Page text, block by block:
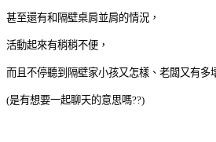
甚至還有和隔壁桌肩並肩的情況，
活動起來有稍稍不便，
而且不停聽到隔壁家小孩又怎樣、老闆又有多壞
(是有想要一起聊天的意思嗎??)